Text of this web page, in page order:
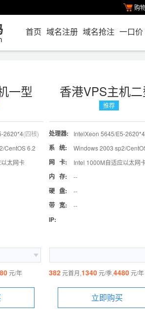
购
首页 域名注册 域名抢注 一口价
一型
2620*4(四核)
CentOS 6.2
太网卡
元/年
香港VPS主机
推荐
处理器: IntelXeon 5645/E5-2620*4
系 统: Windows 2003 sp2/
网 卡: Intel 1000M自适应以太网
内 存: --
硬 盘: --
带 宽: --
IP:
382元首月,1340元/季,4480元/年
立即购买